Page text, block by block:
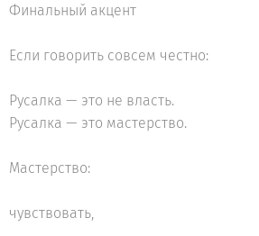
Финальный акцент
Если говорить совсем честно:
Русалка — это не власть.
Русалка — это мастерство.
Мастерство:
чувствовать,